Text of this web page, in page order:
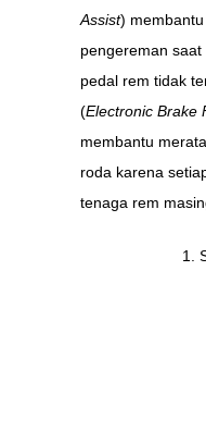
Assist)
pengereman
pedal rem tidak
(Electronic Brake
membantu
roda karena
tenaga rem